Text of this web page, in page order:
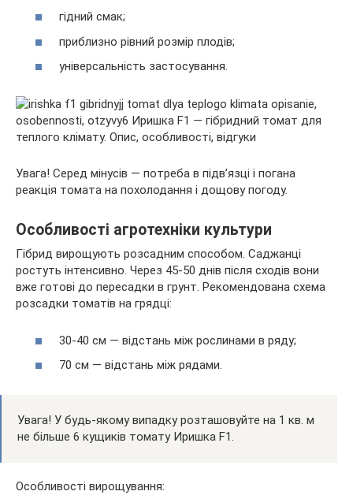
гідний смак;
приблизно рівний розмір плодів;
універсальність застосування.
Увага! Серед мінусів — потреба в підв’язці і погана
реакція томата на похолодання і дощову погоду.
Особливості агротехніки культури
Гібрид вирощують розсадним способом. Саджанці
ростуть інтенсивно. Через 45-50 днів після сходів вони
вже готові до пересадки в грунт. Рекомендована схема
розсадки томатів на грядці:
30-40 см — відстань між рослинами в ряду;
70 см — відстань між рядами.
Увага! У будь-якому випадку розташовуйте на 1 кв. м
не більше 6 кущиків томату Иришка F1.
Особливості вирощування: